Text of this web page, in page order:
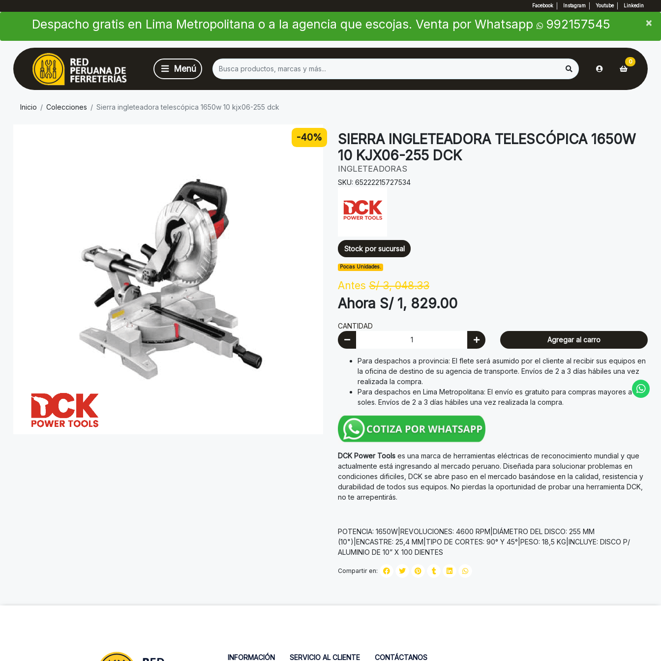
Facebook Instagram Youtube Linkedin
Despacho gratis en Lima Metropolitana o a la agencia que escojas. Venta por Whatsapp 992157545 ×
×
0
Inicio Colecciones Sierra ingleteadora telescópica 1650w 10 kjx06-255 dck
-40%
SIERRA INGLETEADORA TELESCÓPICA 1650W
10 KJX06-255 DCK
INGLETEADORAS
SKU: 65222215727534
Stock por sucursal
Pocas Unidades.
Antes S/ 3, 048.33
Ahora S/ 1, 829.00
CANTIDAD
Agregar al carro
Para despachos a provincia: El flete será asumido por el cliente al recibir sus equipos en
la oficina de destino de su agencia de transporte. Envíos de 2 a 3 días hábiles una vez
realizada la compra.
Para despachos en Lima Metropolitana: El envío es gratuito para compras mayores a 350
soles. Envíos de 2 a 3 días hábiles una vez realizada la compra.
DCK Power Tools es una marca de herramientas eléctricas de reconocimiento mundial y que
actualmente está ingresando al mercado peruano. Diseñada para solucionar problemas en
condiciones dificiles, DCK se abre paso en el mercado basándose en la calidad, resistencia y
durabilidad de todos sus equipos. No pierdas la oportunidad de probar una herramienta DCK,
no te arrepentirás.
POTENCIA: 1650W|REVOLUCIONES: 4600 RPM|DIÁMETRO DEL DISCO: 255 MM
(10")|ENCASTRE: 25,4 MM|TIPO DE CORTES: 90° Y 45°|PESO: 18,5 KG|INCLUYE: DISCO P/
ALUMINIO DE 10” X 100 DIENTES
Compartir en:
INFORMACIÓN SERVICIO AL CLIENTE CONTÁCTANOS